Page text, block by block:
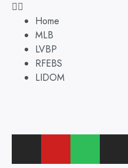
Home
MLB
LVBP
RFEBS
LIDOM